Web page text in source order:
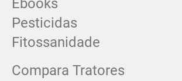
Ebooks
Pesticidas
Fitossanidade
Compara Tratores